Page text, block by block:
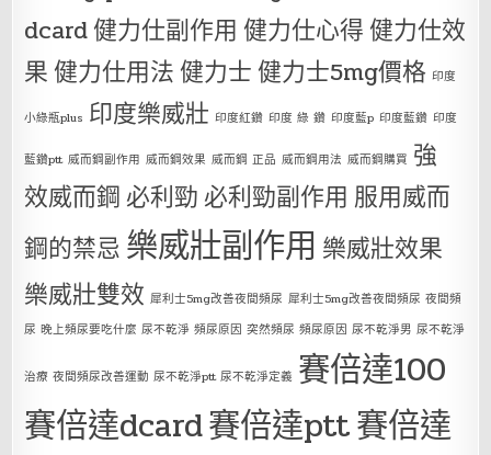
dcard健力仕副作用 健力仕心得健力仕效
果健力仕用法健力士健力士5mg價格 印度
小綠瓶plus 印度樂威壯 印度紅鑽 印度 綠 鑽 印度藍p 印度藍鑽 印度
藍鑽ptt 威而鋼副作用 威而鋼效果 威而鋼 正品 威而鋼用法 威而鋼購買 強
效威而鋼 必利勁 必利勁副作用 服用威而
鋼的禁忌 樂威壯副作用 樂威壯效果
樂威壯雙效 犀利士5mg改善夜間頻尿 犀利士5mg改善夜間頻尿 夜間頻
尿 晚上頻尿要吃什麼 尿不乾淨 頻尿原因 突然頻尿 頻尿原因 尿不乾淨男 尿不乾淨
治療 夜間頻尿改善運動 尿不乾淨ptt 尿不乾淨定義 賽倍達100
賽倍達dcard賽倍達ptt賽倍達